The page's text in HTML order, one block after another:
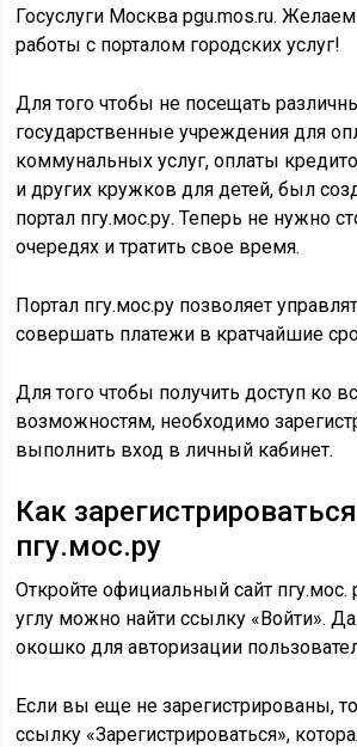
Госуслуги Москва pgu.mos.ru.
работы с порталом городских услуг!
Для того чтобы не посещать
государственные учреждения для
коммунальных услуг, оплаты
и других кружков для детей, был
портал пгу.мос.ру. Теперь не нужно
очередях и тратить свое время.
Портал пгу.мос.ру позволяет
совершать платежи в кратчайшие
Для того чтобы получить доступ ко
возможностям, необходимо
выполнить вход в личный кабинет.
Как
пгу.мос.ру
Откройте официальный сайт
углу можно найти ссылку «Войти».
окошко для авторизации
Если вы еще не зарегистрированы,
ссылку «Зарегистрироваться»,